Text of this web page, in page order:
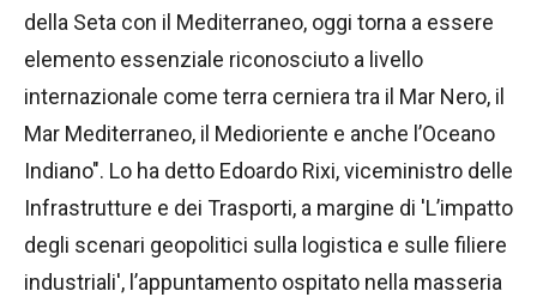
della Seta con il Mediterraneo, oggi torna a essere
elemento essenziale riconosciuto a livello
internazionale come terra cerniera tra il Mar Nero, il
Mar Mediterraneo, il Medioriente e anche l’Oceano
Indiano". Lo ha detto Edoardo Rixi, viceministro delle
Infrastrutture e dei Trasporti, a margine di 'L’impatto
degli scenari geopolitici sulla logistica e sulle filiere
industriali', l’appuntamento ospitato nella masseria